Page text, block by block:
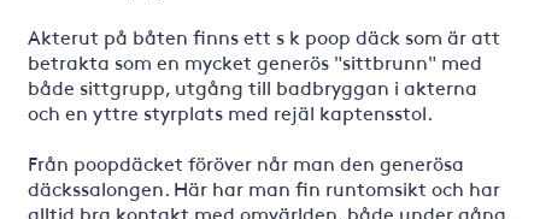
Akterut på båten finns ett s k poop däck som är att
betrakta som en mycket generös "sittbrunn" med
både sittgrupp, utgång till badbryggan i akterna
och en yttre styrplats med rejäl kaptensstol.
Från poopdäcket föröver når man den generösa
däckssalongen. Här har man fin runtomsikt och har
alltid bra kontakt med omvärlden, både under gång